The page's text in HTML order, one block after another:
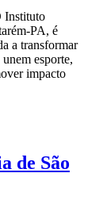
Instituto
PA, é
a transformar
esporte,
impacto
de São